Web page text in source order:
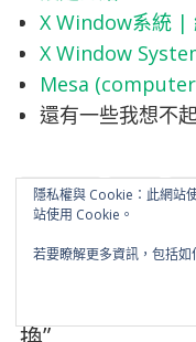
X Window系統 |
X Window
Mesa
還有一些我想不
Bumblebee Linux
2 responses to “
Bumblebee 讓
隱私權與 Cookie：此網站
站使用 Cookie。
若要瞭解更多資訊，包括